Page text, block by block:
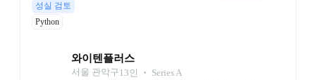
성실 검토
Python
와이텐플러스
서울 관악구13인 ‧ Series A